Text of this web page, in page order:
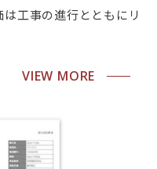
工事の進行とともにリ
VIEW MORE